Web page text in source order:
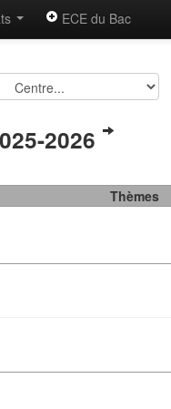
ECE du Bac
2026
Thèmes